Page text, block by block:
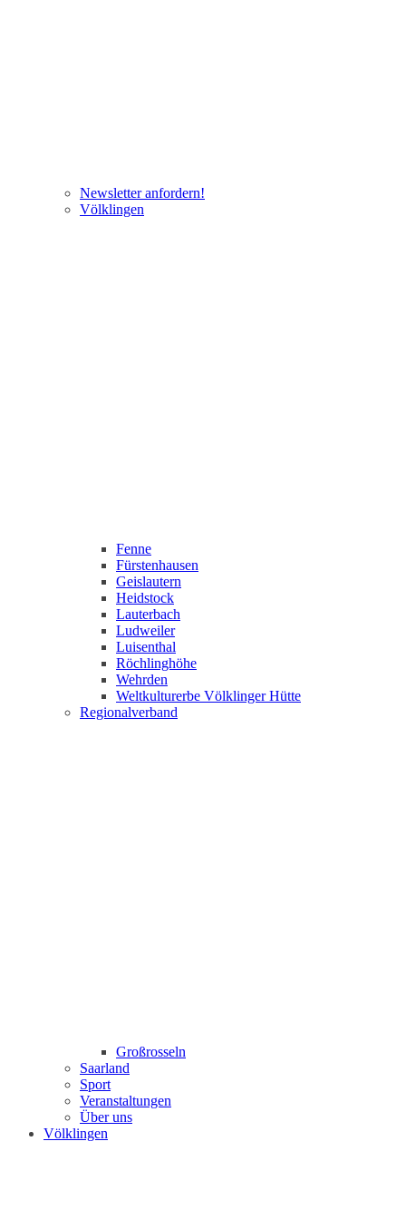
Newsletter anfordern!
Völklingen
Fenne
Fürstenhausen
Geislautern
Heidstock
Lauterbach
Ludweiler
Luisenthal
Röchlinghöhe
Wehrden
Weltkulturerbe Völklinger Hütte
Regionalverband
Großrosseln
Saarland
Sport
Veranstaltungen
Über uns
Völklingen